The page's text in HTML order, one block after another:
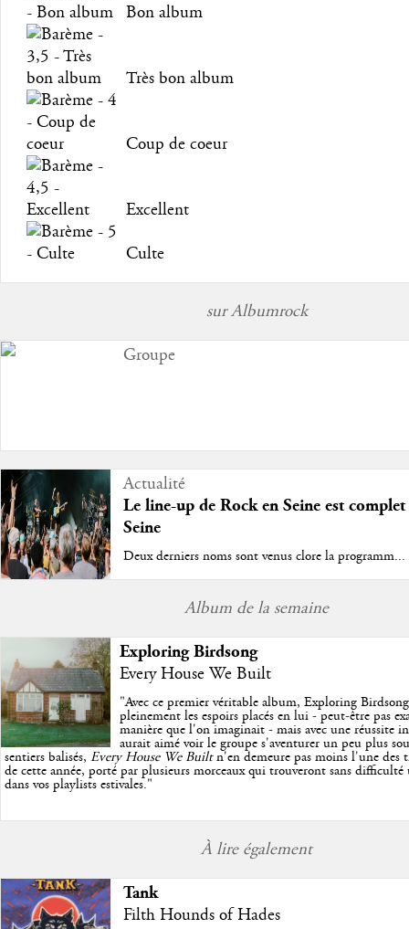
Bon album
Très bon album
Coup de coeur
Excellent
Culte
sur Albumrock
Groupe
Actualité
Le line-up de Rock en Seine est
Seine
Deux derniers noms sont venus clore la programm...
Album de la semaine
Exploring Birdsong
Every House We Built
"Avec ce premier véritable album, Exploring
pleinement les espoirs placés en lui - peut-être pas
manière que l'on imaginait - mais avec une réussite
aurait aimé voir le groupe s'aventurer un peu plus
sentiers balisés, Every House We Builtn'en demeure pas moins l'une des
de cette année, porté par plusieurs morceaux qui trouveront sans difficulté
dans vos playlists estivales."
À lire également
Tank
Filth Hounds of Hades